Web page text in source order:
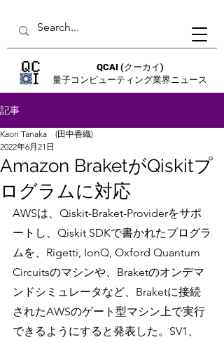
QCAI (クーカイ)
量子コンピューティング業界ニュース
記事
Amazon BraketがQiskitプ
ログラムに対応
Kaori Tanaka (田中香織)
2022年6月21日
AWSは、Qiskit-Braket-Providerをサポ
ートし、Qiskit SDKで書かれたプログラ
ムを、Rigetti, IonQ, Oxford Quantum
Circuitsのマシンや、Braketのオンデマ
ンドシミュレータなど、Braketに接続
されたAWSのゲート型マシン上で実行
できるようにすると発表した。SV1、